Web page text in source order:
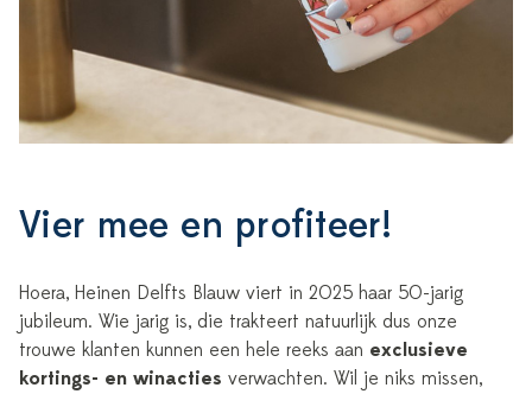
Vier mee en profiteer!
Hoera, Heinen Delfts Blauw viert in 2025 haar 50-jarig
jubileum. Wie jarig is, die trakteert natuurlijk dus onze
trouwe klanten kunnen een hele reeks aan exclusieve
kortings- en winacties verwachten. Wil je niks missen,